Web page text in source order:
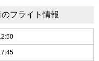
フライト情報